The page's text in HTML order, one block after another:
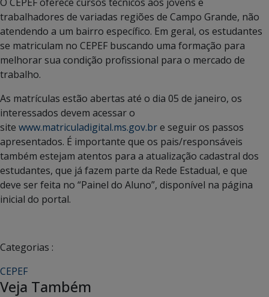
trabalhadores de variadas regiões de Campo Grande, não
atendendo a um bairro específico. Em geral, os estudantes
se matriculam no CEPEF buscando uma formação para
melhorar sua condição profissional para o mercado de
trabalho.
As matrículas estão abertas até o dia 05 de janeiro, os
interessados devem acessar o
site www.matriculadigital.ms.gov.bre seguir os passos
apresentados. É importante que os pais/responsáveis
também estejam atentos para a atualização cadastral dos
estudantes, que já fazem parte da Rede Estadual, e que
deve ser feita no “Painel do Aluno”, disponível na página
inicial do portal.
Categorias :
CEPEF
Veja Também